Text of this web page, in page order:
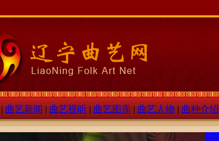
曲艺新闻 | 曲艺视听| 曲艺图库| 曲艺人物 | 曲种介绍